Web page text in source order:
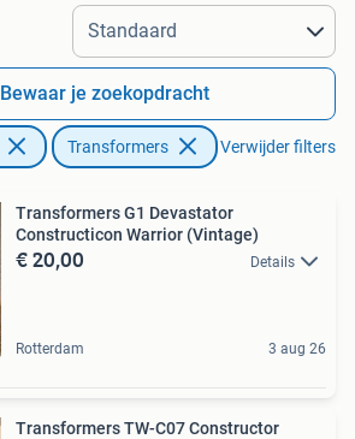
Alle afstanden…
Bewaar je zoekopdracht
Transformers Verwijder filters
Transformers G1 Devastator
Constructicon Warrior (Vintage)
€ 20,00 Details
Rotterdam 3 aug 26
Transformers TW-C07 Constructor